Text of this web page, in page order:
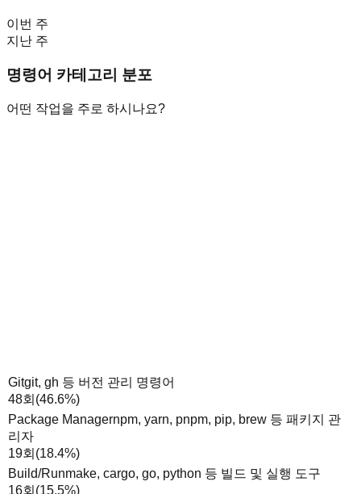
이번 주
지난 주
명령어 카테고리 분포
어떤 작업을 주로 하시나요?
Gitgit, gh 등 버전 관리 명령어
48회 (46.6%)
Package Managernpm, yarn, pnpm, pip, brew 등 패키지 관
리자
19회 (18.4%)
Build/Runmake, cargo, go, python 등 빌드 및 실행 도구
16회 (15.5%)